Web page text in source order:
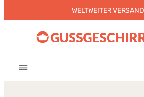
Zum Hauptinhalt springenWELTWEITER VERSAND